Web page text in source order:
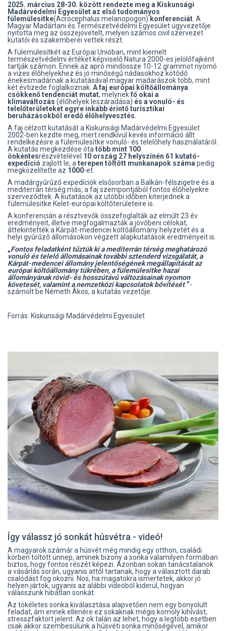
2025. március 28-30. között rendezte meg a Kiskunsági
Madárvédelmi Egyesület az elsőtudományos
fülemülesitke(Acrocephalus melanopogon) konferenciát . A
Magyar Madártani és Természetvédelmi Egyesület ügyvezetője
nyitotta meg az összejövetelt, melyen számos civil szervezet
kutatói és szakemberei vettek részt.
A fülemülesitkét az Európai Unióban, mint kiemelt
természetvédelmi értéket képviselő Natura 2000-es jelölőfajként
tartják számon. Ennek az apró mindössze 10-12 grammot nyomó
a vizes élőhelyekhez és jó minőségű nádasokhoz kötődő
énekesmadárnak a kutatásával magyar madarászok több, mint
két évtizede foglalkoznak. A faj európai költőállománya
csökkenő tendenciát mutat, melynekfő okai a
klímaváltozás (élőhelyek leszáradása) és a vonuló- és
telelőterületeket egyre inkább érintő turisztikai
beruházásokból eredő élőhelyvesztés.
A faj célzott kutatását a Kiskunsági Madárvédelmi Egyesület
2002-ben kezdte meg, mert rendkívül kevés információ állt
rendelkezésre a fülemülesitke vonuló- és telelőhely használatáról.
A kutatás megkezdése óta több mint 100
önkéntesrészvételével 10 ország 27 helyszínén 61 kutató-
expedíció zajlott le, a terepen töltött munkanapok száma pedig
megközelítette az 1000-et.
A madárgyűrűző expedíciók elsősorban a Balkán-félszigetre és a
mediterrán térség más, a faj szempontjából fontos élőhelyekre
szerveződtek. A kutatások az utóbbi időben kiterjednek a
fülemülesitke Kelet-európai költőterületeire is.
A konferencián a résztvevők összefoglalták az elmúlt 23 év
eredményeit, illetve megfogalmazták a jövőbeni célokat,
áttekintették a Kárpát-medencei költőállomány helyzetét és a
helyi gyűrűző állomásokon végzett alapkutatások eredményeit is.
„Fontos feladatként tűztük ki a mediterrán térség meghatározó
vonuló és telelő állomásainak további sztenderd vizsgálatát, a
Kárpát-medencei állomány jelentőségének megállapítását az
európai költőállomány tükrében, a fülemülesitke hazai
állományának rövid- és hosszútávú változásainak nyomon
követesét, valamint a nemzetközi kapcsolatok bővítését.”-
számolt be Németh Ákos, a kutatás vezetője.
Forrás: Kiskunsági Madárvédelmi Egyesület
Így válassz jó sonkát húsvétra - videó!
A magyarok számár a húsvét még mindig egy otthon, családi
körben töltött ünnep, aminek bizony a sonka valamilyen formában
biztos, hogy fontos részét képezi. Azonban sokan tanácstalanok
a vásárlás során, ugyanis attól tartanak, hogy a választott darab
csalódást fog okozni. Nos, ha magatokra ismertetek, akkor jó
helyen jártok, ugyanis az alábbi videóból kiderül, hogyan
válasszunk hibátlan sonkát.
Az tökéletes sonka kiválasztása alapvetően nem egy bonyolult
feladat, ám ennek ellenére ez sokaknak mégis komoly kihívást,
stresszfaktort jelent. Az ok talán az lehet, hogy a legtöbb esetben
csak akkor szembesülünk a húsvéti sonka minőségével, amikor